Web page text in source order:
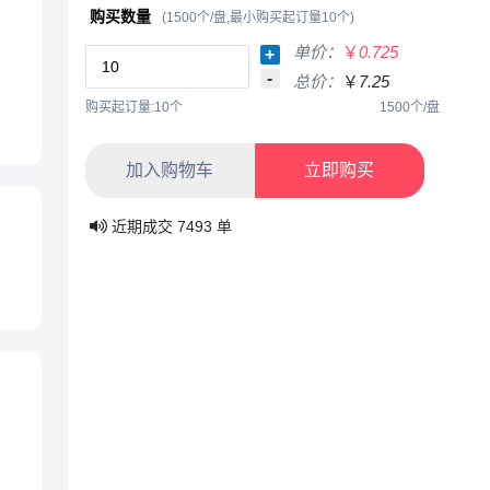
购买数量 (1500个/盘,最小购买起订量10个)
+
-
单价： ￥0.725
总价：
￥ 7.25
购买起订量:10个 1500个/盘
加入购物车 立即购买
近期成交 7493 单